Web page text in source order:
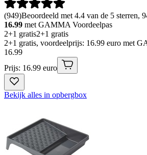
(949)Beoordeeld met 4.4 van de 5 sterren,
16.99 met GAMMA Voordeelpas
2+1 gratis2+1 gratis
2+1 gratis, voordeelprijs: 16.99 euro met
16.99
Prijs: 16.99 euro
Bekijk alles in opbergbox